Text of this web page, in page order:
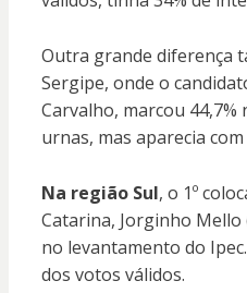
Outra grande diferença
Sergipe, onde o
Carvalho, marcou 44,7%
urnas, mas aparecia com
Na região Sul, o 1º
Catarina, Jorginho Mello
no levantamento do
dos votos válidos.